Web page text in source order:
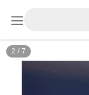
3 / 7